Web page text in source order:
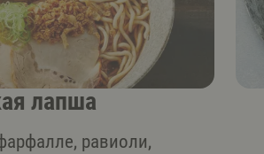
лапша
равиоли,